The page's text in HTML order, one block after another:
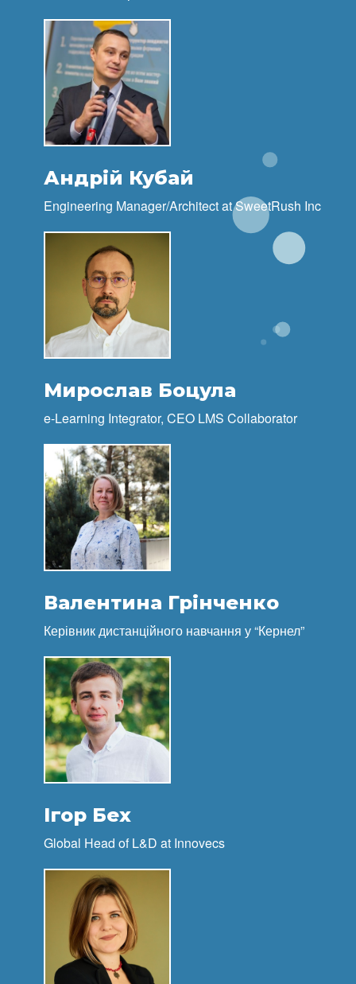
Андрій Кубай
Engineering Manager/Architect atSweetRush Inc
Мирослав Боцула
e-Learning Integrator, CEO LMS Collaborator
Валентина Грінченко
Керівник дистанційного навчання у “Кернел”
Ігор Бех
Global Head of L&D at Innovecs